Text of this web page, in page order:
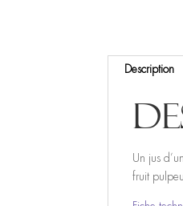
Description
Un jus
fruit